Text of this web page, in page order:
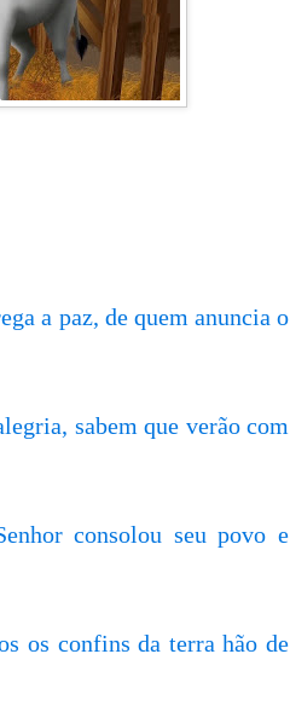
a paz, de quem anuncia o
sabem que verão com
consolou seu povo e
os confins da terra hão de